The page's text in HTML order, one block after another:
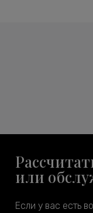
или
Если у вас есть